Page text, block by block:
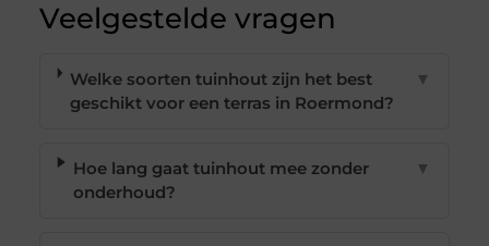
Veelgestelde vragen
Welke soorten tuinhout zijn het best
geschikt voor een terras in Roermond?
▼
Hoe lang gaat tuinhout mee zonder
onderhoud?
▼